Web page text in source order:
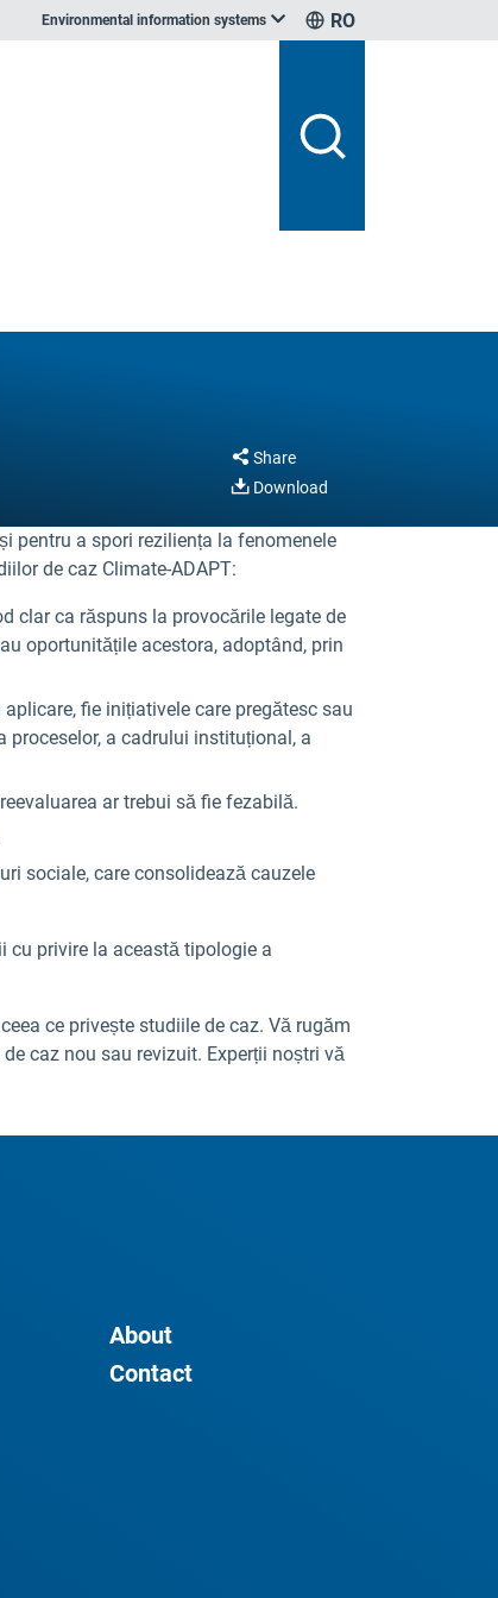
Environmental information systems RO
Share
Download
pentru a spori reziliența la fenomenele
de caz Climate-ADAPT:
clar ca răspuns la provocările legate de
oportunitățile acestora, adoptând, prin
fie inițiativele care pregătesc sau
proceselor, a cadrului instituțional, a
ar trebui să fie fezabilă.
sociale, care consolidează cauzele
cu privire la această tipologie a
ce privește studiile de caz. Vă rugăm
caz nou sau revizuit. Experții noștri vă
About
Contact